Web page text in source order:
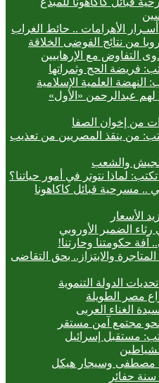
الأهرامات .. حائط الغراب
من نتائج الفوضى الخلاقة
التفاوض مع الإرهابيين
فريضة الحج وثمراتها
العلمية الإسلامية
عبدالرحمن «الأول»
من إخوان الصفا
من ينقذ المصريين من تعذيب
الجيش والشعب
لماذا نتوتر في أمور حياتنا؟
.. مسرحية قبائل كاكاهونا
الأسعار
الضمير الأوروبي
حكومتنا وحارتنا!
والابتزاز.. بحق التقاضى
الدولة التنموية
مصر الطويلة
الغناء العربى
مجتمع آمن مستقر
مستقبل إسرائيل
مصطفى وسيجار هيكل